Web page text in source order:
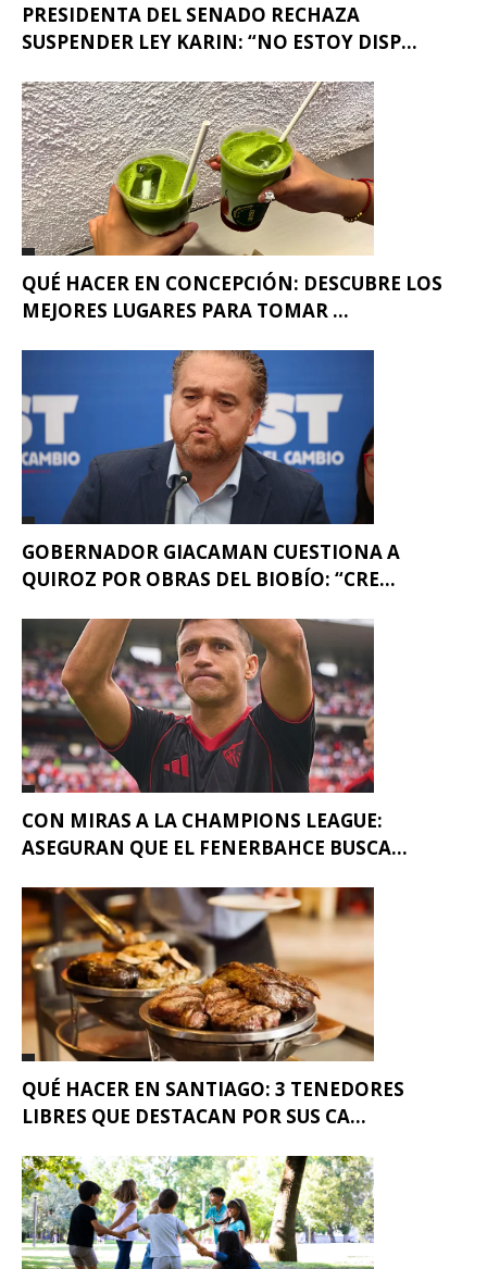
PRESIDENTA DEL SENADO RECHAZA
SUSPENDER LEY KARIN: “NO ESTOY DISP...
QUÉ HACER EN CONCEPCIÓN: DESCUBRE LOS
MEJORES LUGARES PARA TOMAR ...
GOBERNADOR GIACAMAN CUESTIONA A
QUIROZ POR OBRAS DEL BIOBÍO: “CRE...
CON MIRAS A LA CHAMPIONS LEAGUE:
ASEGURAN QUE EL FENERBAHCE BUSCA...
QUÉ HACER EN SANTIAGO: 3 TENEDORES
LIBRES QUE DESTACAN POR SUS CA...